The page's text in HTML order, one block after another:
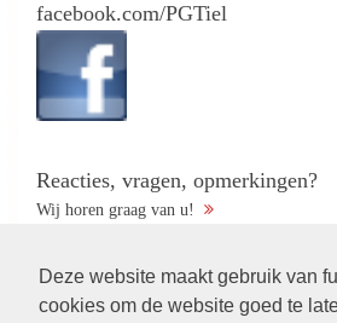
Deze website maakt gebruik van
cookies om de website goed te
facebook.com/PGTiel
Reacties, vragen, opmerkingen?
Wij horen graag van u!